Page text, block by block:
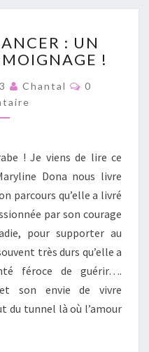
N
: UN
!
Chantal
C
O
A
R
S
0
! Je viens de lire ce
Dona nous livre
parcours qu’elle a livré
par son courage
pour supporter au
très durs qu’elle a
féroce de guérir….
son envie de vivre
du tunnel là où l’amour